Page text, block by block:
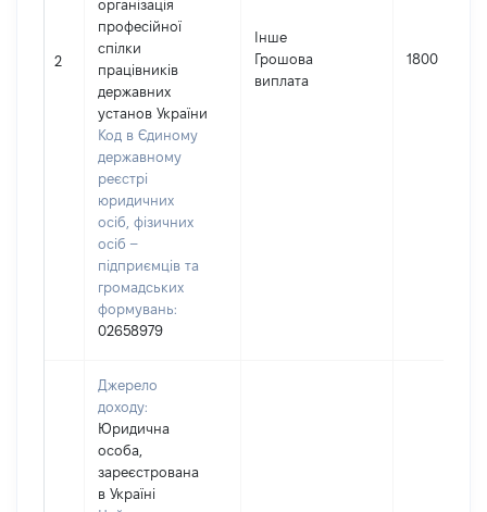
2
організація
професійної
спілки
працівників
державних
установ України
Код в Єдиному
державному
реєстрі
юридичних
осіб, фізичних
осіб –
підприємців та
громадських
формувань:
02658979
Інше
Грошова
виплата
1800
Джерело
доходу:
Юридична
особа,
зареєстрована
в Україні